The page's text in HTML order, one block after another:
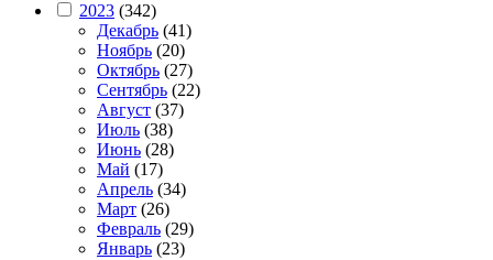
2023 (342)
Декабрь (41)
Ноябрь (20)
Октябрь (27)
Сентябрь (22)
Август (37)
Июль (38)
Июнь (28)
Май (17)
Апрель (34)
Март (26)
Февраль (29)
Январь (23)